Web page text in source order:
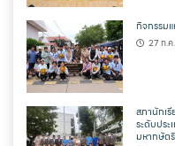
กิจกรรม
27 ก.
สภานักเ
ระดับประ
มหากษัต